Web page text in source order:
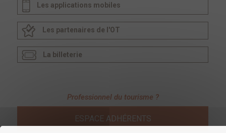
Les applications mobiles
Les partenaires de l'OT
La billeterie
Professionnel du tourisme ?
ESPACE ADHÉRENTS